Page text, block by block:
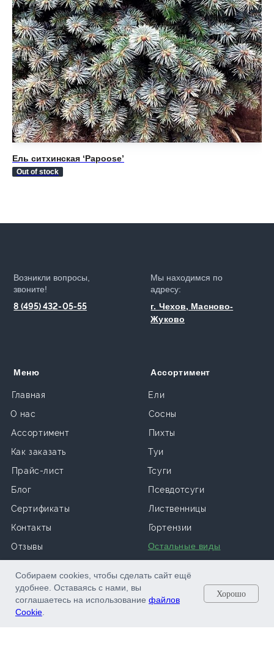
Ель ситхинская ‘Papoose’
Out of stock
Собираем cookies, чтобы сделать сайт ещё
удобнее. Оставаясь с нами, вы
соглашаетесь на использование файлов
Cookie
Хорошо
Возникли вопросы,
звоните!
8 (495) 432-05-55
Мы находимся по
адресу:
г. Чехов, Масново-
Жуково
Главная
Меню
О нас
Ассортимент
Как заказать
Прайс-лист
Отзывы
Контакты
Ели
Ассортимент
Сосны
Пихты
Туи
Тсуги
Псевдотсуги
Лиственницы
Гортензии
Наши соцсети
Остальные виды
Блог
Сертификаты